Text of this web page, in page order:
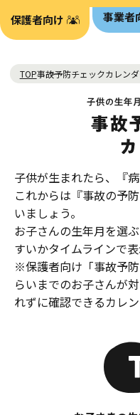
保護者向け 事業者
TOP事故予防チェックカレン
子供が生まれたら、『
これからは『事故の予
いましょう。
お子さんの生年月を選
すいかタイムラインで表
※保護者向け「事故予
らいまでのお子さんが
れずに確認できるカレ